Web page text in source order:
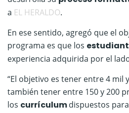
a EL HERALDO.
En ese sentido, agregó que el
programa es que los
experiencia adquirida por el
“El objetivo es tener entre 4 mil
también tener entre 150 y 200
los currículumdispuestos